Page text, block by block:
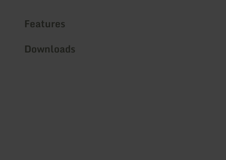
Features
Downloads